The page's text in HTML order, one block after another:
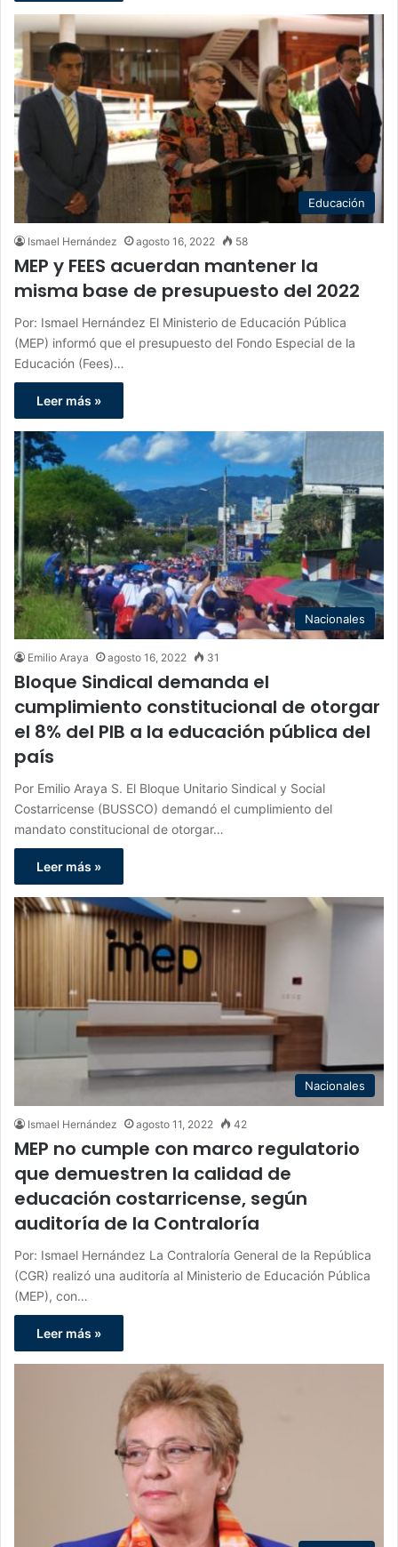
Educación
Ismael Hernández agosto 16, 2022 58
MEP y FEES acuerdan mantener la
misma base de presupuesto del 2022
Por: Ismael Hernández El Ministerio de Educación Pública
(MEP) informó que el presupuesto del Fondo Especial de la
Educación (Fees)…
Leer más »
Nacionales
Emilio Araya agosto 16, 2022 31
Bloque Sindical demanda el
cumplimiento constitucional de otorgar
el 8% del PIB a la educación pública del
país
Por Emilio Araya S. El Bloque Unitario Sindical y Social
Costarricense (BUSSCO) demandó el cumplimiento del
mandato constitucional de otorgar…
Leer más »
Nacionales
Ismael Hernández agosto 11, 2022 42
MEP no cumple con marco regulatorio
que demuestren la calidad de
educación costarricense, según
auditoría de la Contraloría
Por: Ismael Hernández La Contraloría General de la República
(CGR) realizó una auditoría al Ministerio de Educación Pública
(MEP), con…
Leer más »